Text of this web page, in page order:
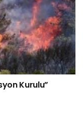
Kurulu”